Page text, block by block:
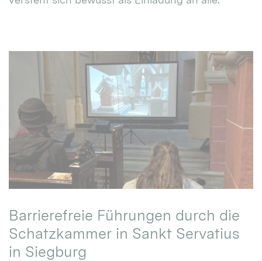
Barrierefreie Führungen durch die
Schatzkammer in Sankt Servatius
in Siegburg